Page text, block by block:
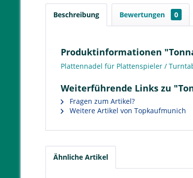
Beschreibung Bewertungen 0
Produktinformationen
Plattennadel für Plattenspieler /
Weiterführende Links zu
Fragen zum Artikel?
Weitere Artikel von Topkaufmunich
Ähnliche Artikel